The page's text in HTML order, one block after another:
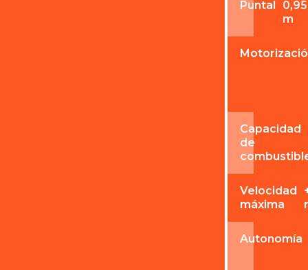
Puntal
0,95
m
Capacidad
de
Velocidad
máxima
Autonomía